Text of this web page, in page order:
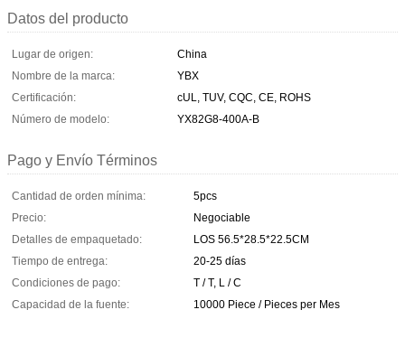
Datos del producto
Lugar de origen:
China
Nombre de la marca:
YBX
Certificación:
cUL, TUV, CQC, CE, ROHS
Número de modelo:
YX82G8-400A-B
Pago y Envío Términos
Cantidad de orden mínima:
5pcs
Precio:
Negociable
Detalles de empaquetado:
LOS 56.5*28.5*22.5CM
Tiempo de entrega:
20-25 días
Condiciones de pago:
T / T, L / C
Capacidad de la fuente:
10000 Piece / Pieces per Mes